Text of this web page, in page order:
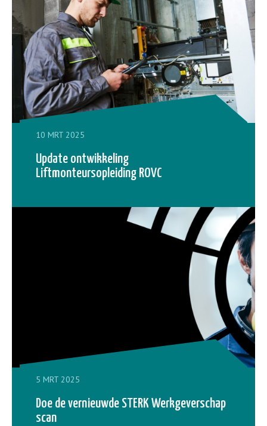
10 MRT 2025
Update ontwikkeling
Liftmonteursopleiding ROVC
5 MRT 2025
Doe de vernieuwde STERK Werkgeverschap
scan